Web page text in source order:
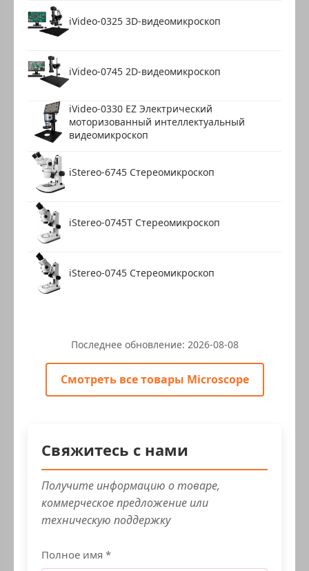
iVideo-0325 3D-видеомикроскоп
iVideo-0745 2D-видеомикроскоп
iVideo-0330 EZ Электрический
моторизованный интеллектуальный
видеомикроскоп
iStereo-6745 Стереомикроскоп
iStereo-0745T Стереомикроскоп
iStereo-0745 Стереомикроскоп
Последнее обновление: 2026-08-08
Смотреть все товары Microscope
Свяжитесь с нами
Получите информацию о товаре,
коммерческое предложение или
техническую поддержку
Полное имя *